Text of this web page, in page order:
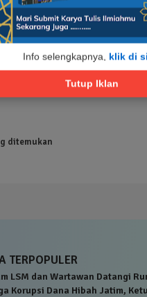
Info selengkapnya, klik di
Tutup Iklan
Pagurawan protes Minta Bina
ditemukan
TERPOPULER
LSM dan Wartawan Datangi
Korupsi Dana Hibah Jatim,